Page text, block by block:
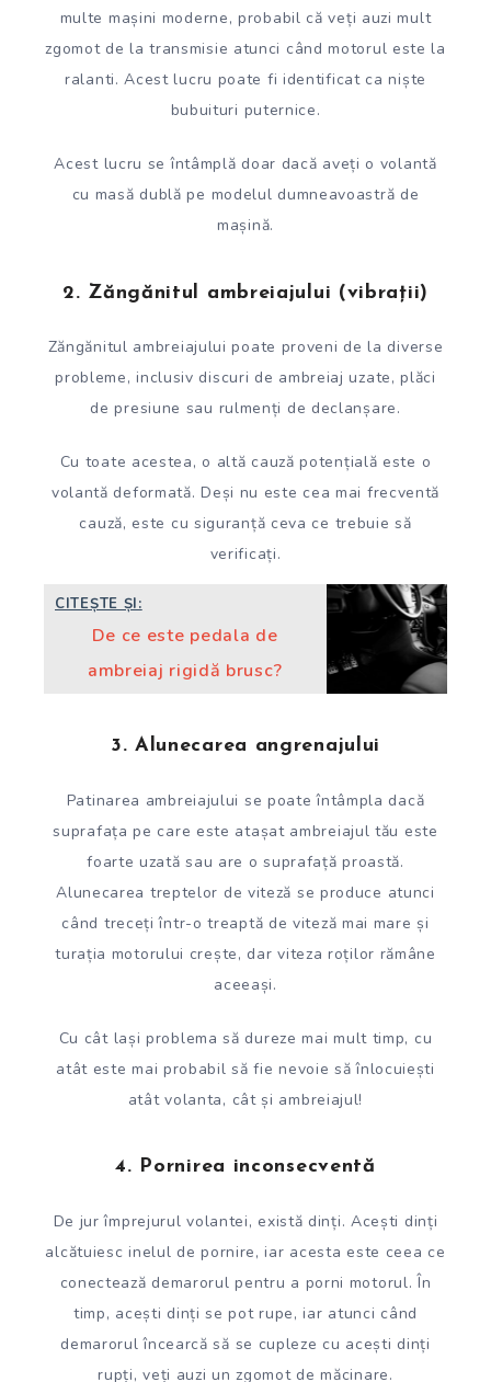
multe mașini moderne, probabil că veți auzi mult
zgomot de la transmisie atunci când motorul este la
ralanti. Acest lucru poate fi identificat ca niște
bubuituri puternice.
Acest lucru se întâmplă doar dacă aveți o volantă
cu masă dublă pe modelul dumneavoastră de
mașină.
2. Zăngănitul ambreiajului (vibrații)
Zăngănitul ambreiajului poate proveni de la diverse
probleme, inclusiv discuri de ambreiaj uzate, plăci
de presiune sau rulmenți de declanșare.
Cu toate acestea, o altă cauză potențială este o
volantă deformată. Deși nu este cea mai frecventă
cauză, este cu siguranță ceva ce trebuie să
verificați.
CITEȘTE ȘI:
De ce este pedala de
ambreiaj rigidă brusc?
3. Alunecarea angrenajului
Patinarea ambreiajului se poate întâmpla dacă
suprafața pe care este atașat ambreiajul tău este
foarte uzată sau are o suprafață proastă.
Alunecarea treptelor de viteză se produce atunci
când treceți într-o treaptă de viteză mai mare și
turația motorului crește, dar viteza roților rămâne
aceeași.
Cu cât lași problema să dureze mai mult timp, cu
atât este mai probabil să fie nevoie să înlocuiești
atât volanta, cât și ambreiajul!
4. Pornirea inconsecventă
De jur împrejurul volantei, există dinți. Acești dinți
alcătuiesc inelul de pornire, iar acesta este ceea ce
conectează demarorul pentru a porni motorul. În
timp, acești dinți se pot rupe, iar atunci când
demarorul încearcă să se cupleze cu acești dinți
rupți, veți auzi un zgomot de măcinare.